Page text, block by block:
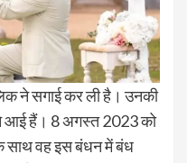
ने सगाई कर ली है। उनकी
आई हैं। 8 अगस्त 2023 को
साथ वह इस बंधन में बंध